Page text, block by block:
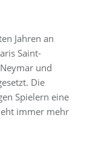
Jahren an
Saint-
und
Die
Spielern eine
immer mehr